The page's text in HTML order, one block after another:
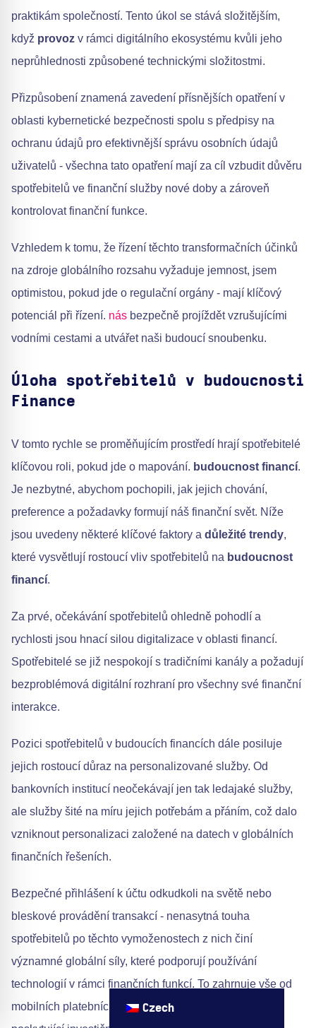
praktikám společností. Tento úkol se stává složitějším,
když provoz v rámci digitálního ekosystému kvůli jeho
neprůhlednosti způsobené technickými složitostmi.
Přizpůsobení znamená zavedení přísnějších opatření v
oblasti kybernetické bezpečnosti spolu s předpisy na
ochranu údajů pro efektivnější správu osobních údajů
uživatelů - všechna tato opatření mají za cíl vzbudit důvěru
spotřebitelů ve finanční služby nové doby a zároveň
kontrolovat finanční funkce.
Vzhledem k tomu, že řízení těchto transformačních účinků
na zdroje globálního rozsahu vyžaduje jemnost, jsem
optimistou, pokud jde o regulační orgány - mají klíčový
potenciál při řízení. nás bezpečně projíždět vzrušujícími
vodními cestami a utvářet naši budoucí snoubenku.
Úloha spotřebitelů v budoucnosti
Finance
V tomto rychle se proměňujícím prostředí hrají spotřebitelé
klíčovou roli, pokud jde o mapování. budoucnost financí.
Je nezbytné, abychom pochopili, jak jejich chování,
preference a požadavky formují náš finanční svět. Níže
jsou uvedeny některé klíčové faktory a důležité trendy,
které vysvětlují rostoucí vliv spotřebitelů na budoucnost
financí.
Za prvé, očekávání spotřebitelů ohledně pohodlí a
rychlosti jsou hnací silou digitalizace v oblasti financí.
Spotřebitelé se již nespokojí s tradičními kanály a požadují
bezproblémová digitální rozhraní pro všechny své finanční
interakce.
Pozici spotřebitelů v budoucích financích dále posiluje
jejich rostoucí důraz na personalizované služby. Od
bankovních institucí neočekávají jen tak ledajaké služby,
ale služby šité na míru jejich potřebám a přáním, což dalo
vzniknout personalizaci založené na datech v globálních
finančních řešeních.
Bezpečné přihlášení k účtu odkudkoli na světě nebo
bleskové provádění transakcí - nenasytná touha
spotřebitelů po těchto vymoženostech z nich činí
významné globální síly, které podporují používání
technologií v rámci finančních funkcí. To zahrnuje vše od
mobilních platebních aplikací až po robotické poradce
Czech